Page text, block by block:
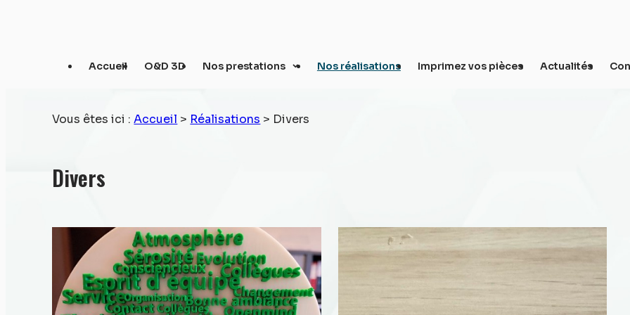
Accueil O&D 3D Nos prestations Nos réalisations Imprimez vos pièces Actualités
Vous êtes ici :Accueil > Réalisations > Divers
Divers